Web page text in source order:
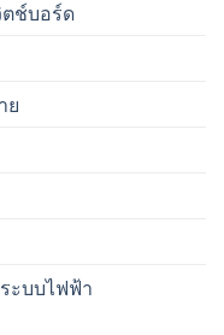
ช์บอร์ด
ย
ะบบไฟฟ้า